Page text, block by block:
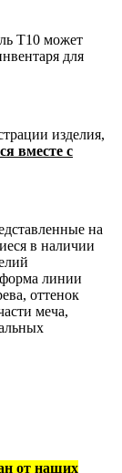
T10 может
для
изделия,
вместе с
на
в наличии
линии
оттенок
меча,
от наших